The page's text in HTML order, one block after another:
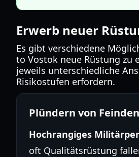
Erwerb neuer
Es gibt verschiedene
to Vostok neue Rüstung zu
jeweils unterschiedliche
Risikostufen erfordern.
Plündern von Feinden
Hochrangiges
oft Qualitätsrüstung